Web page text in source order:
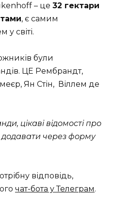
– це 32 гектари
, є самим
світі.
були
ЦЕ Рембрандт,
Ян Стін, Віллем де
цікаві відомості про
через форму
відповідь,
чат-бота у Телеграм.